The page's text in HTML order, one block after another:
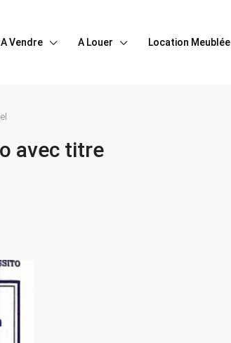
A Vendre A Louer Location Meublée
avec titre